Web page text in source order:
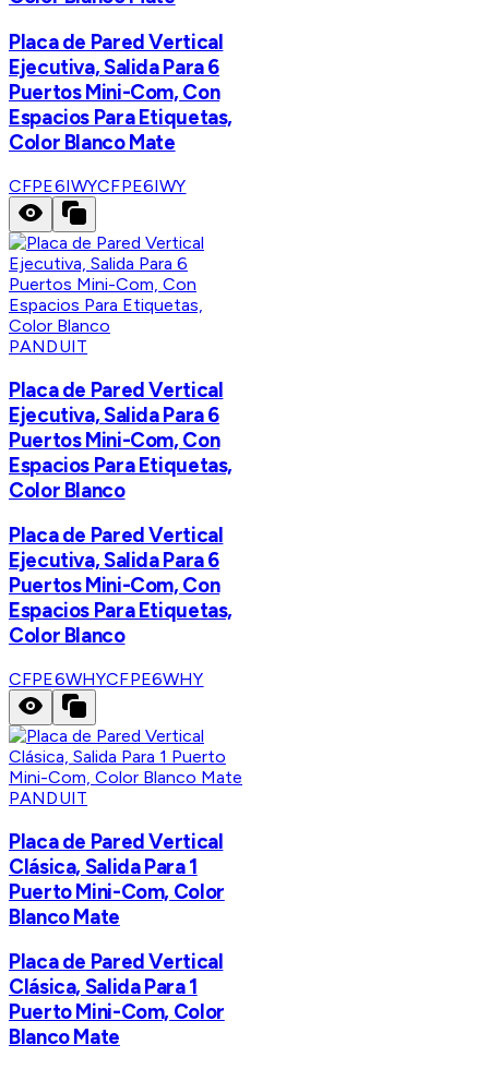
Placa de Pared Vertical
Ejecutiva, Salida Para 6
Puertos Mini-Com, Con
Espacios Para Etiquetas,
Color Blanco Mate
CFPE6IWYCFPE6IWY
PANDUIT
Placa de Pared Vertical
Ejecutiva, Salida Para 6
Puertos Mini-Com, Con
Espacios Para Etiquetas,
Color Blanco
Placa de Pared Vertical
Ejecutiva, Salida Para 6
Puertos Mini-Com, Con
Espacios Para Etiquetas,
Color Blanco
CFPE6WHYCFPE6WHY
PANDUIT
Placa de Pared Vertical
Clásica, Salida Para 1
Puerto Mini-Com, Color
Blanco Mate
Placa de Pared Vertical
Clásica, Salida Para 1
Puerto Mini-Com, Color
Blanco Mate